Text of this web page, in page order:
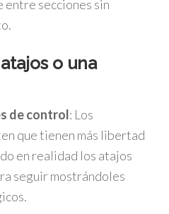
entre secciones sin
o una
de control: Los
que tienen más libertad
en realidad los atajos
seguir mostrándoles